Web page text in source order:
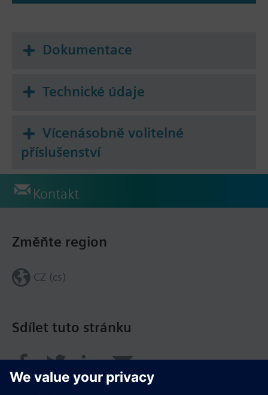
Dokumentace
Technické údaje
Vícenásobně volitelné
příslušenství
Kontakt
Sdílet tuto stránku
Změňte region
CZ (cs)